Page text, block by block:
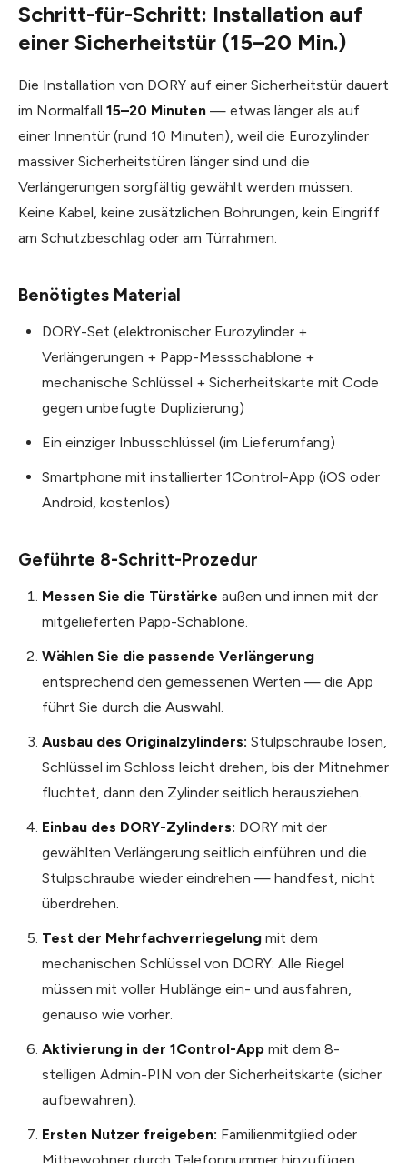
Schritt-für-Schritt: Installation auf
einer Sicherheitstür (15–20 Min.)
Die Installation von DORY auf einer Sicherheitstür dauert
im Normalfall 15–20 Minuten — etwas länger als auf
einer Innentür (rund 10 Minuten), weil die Eurozylinder
massiver Sicherheitstüren länger sind und die
Verlängerungen sorgfältig gewählt werden müssen.
Keine Kabel, keine zusätzlichen Bohrungen, kein Eingriff
am Schutzbeschlag oder am Türrahmen.
Benötigtes Material
DORY-Set (elektronischer Eurozylinder +
Verlängerungen + Papp-Messschablone +
mechanische Schlüssel + Sicherheitskarte mit Code
gegen unbefugte Duplizierung)
Ein einziger Inbusschlüssel (im Lieferumfang)
Smartphone mit installierter 1Control-App (iOS oder
Android, kostenlos)
Geführte 8-Schritt-Prozedur
Messen Sie die Türstärke außen und innen mit der
mitgelieferten Papp-Schablone.
Wählen Sie die passende Verlängerung
entsprechend den gemessenen Werten — die App
führt Sie durch die Auswahl.
Ausbau des Originalzylinders: Stulpschraube lösen,
Schlüssel im Schloss leicht drehen, bis der Mitnehmer
fluchtet, dann den Zylinder seitlich herausziehen.
Einbau des DORY-Zylinders: DORY mit der
gewählten Verlängerung seitlich einführen und die
Stulpschraube wieder eindrehen — handfest, nicht
überdrehen.
Test der Mehrfachverriegelung mit dem
mechanischen Schlüssel von DORY: Alle Riegel
müssen mit voller Hublänge ein- und ausfahren,
genauso wie vorher.
Aktivierung in der 1Control-App mit dem 8-
stelligen Admin-PIN von der Sicherheitskarte (sicher
aufbewahren).
Ersten Nutzer freigeben: Familienmitglied oder